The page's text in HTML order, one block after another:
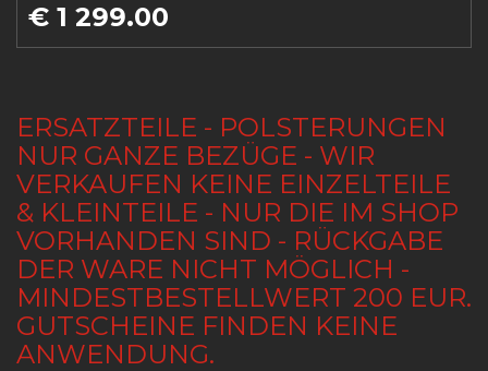
€ 1 299.00
ERSATZTEILE - POLSTERUNGEN
NUR GANZE BEZÜGE - WIR
VERKAUFEN KEINE EINZELTEILE
& KLEINTEILE - NUR DIE IM SHOP
VORHANDEN SIND - RÜCKGABE
DER WARE NICHT MÖGLICH -
MINDESTBESTELLWERT 200 EUR.
GUTSCHEINE FINDEN KEINE
ANWENDUNG.